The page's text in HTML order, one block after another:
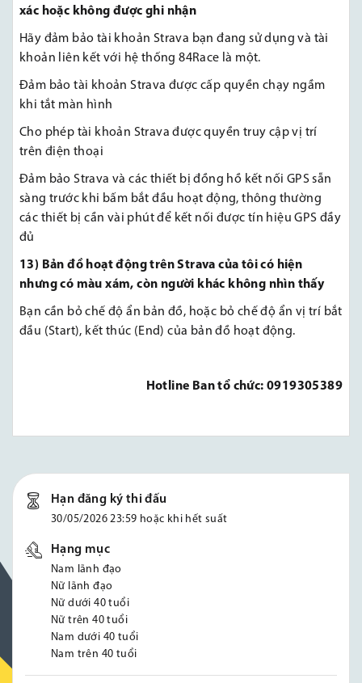
xác hoặc không được ghi nhận
Hãy đảm bảo tài khoản Strava bạn đang sử dụng và tài
khoản liên kết với hệ thống 84Race là một.
Đảm bảo tài khoản Strava được cấp quyền chạy ngầm
khi tắt màn hình
Cho phép tài khoản Strava được quyền truy cập vị trí
trên điện thoại
Đảm bảo Strava và các thiết bị đồng hồ kết nối GPS sẵn
sàng trước khi bấm bắt đầu hoạt động, thông thường
các thiết bị cần vài phút để kết nối được tín hiệu GPS đầy
đủ
13) Bản đồ hoạt động trên Strava của tôi có hiện
nhưng có màu xám, còn người khác không nhìn thấy
Bạn cần bỏ chế độ ẩn bản đồ, hoặc bỏ chế độ ẩn vị trí bắt
đầu (Start), kết thúc (End) của bản đồ hoạt động.
Hotline Ban tổ chức: 0919305389
Hạn đăng ký thi đấu
30/05/2026 23:59 hoặc khi hết suất
Hạng mục
Nam lãnh đạo
Nữ lãnh đạo
Nữ dưới 40 tuổi
Nữ trên 40 tuổi
Nam dưới 40 tuổi
Nam trên 40 tuổi